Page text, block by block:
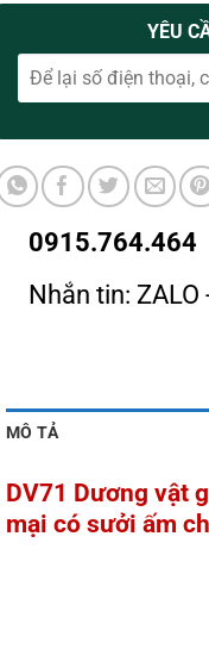
YÊU
0915.764.464
Nhắn tin: ZALO
MÔ TẢ
DV71 Dương vật
mại có sưởi ấm